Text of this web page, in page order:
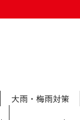
大雨・梅雨対策